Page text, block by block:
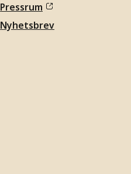
Pressrum
Nyhetsbrev